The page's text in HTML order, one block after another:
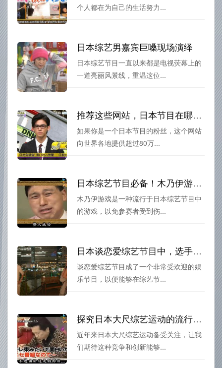
个人都在为自己的生活努力...
日本综艺男嘉宾巨嗓现场演绎
日本综艺节目一直以来都是电视荧幕上的
一道亮丽风景线，重温这位...
推荐这些网站，日本节目在哪里看免费的就在这里
如果你是一个日本节目的粉丝，这个网站
向世界各地提供超过80万...
日本综艺节目必备！木乃伊游戏的规则与玩法
木乃伊游戏是一种流行于日本综艺节目中
的游戏，以免参赛者受到伤...
日本谈恋爱综艺节目中，选手是如何选拔的？剖析参与者背后的故事
谈恋爱综艺节目成了一个非常受欢迎的娱
乐节目，以便能够在综艺节...
探究日本大尺综艺运动的流行背后：竞争与创新
近年来日本大尺综艺运动备受关注，让我
们期待这种竞争和创新能够...